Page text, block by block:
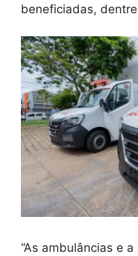
beneficiadas,
“As ambulâncias e